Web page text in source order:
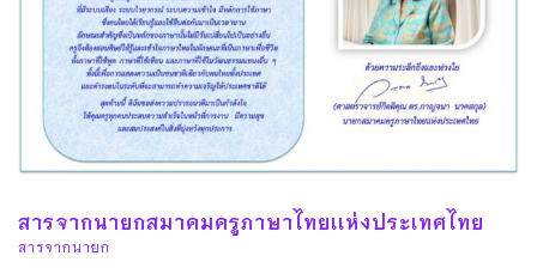
สารจากนายกสมาคมครูภาษาไทยเเห่งประเทศไทย
สารจากนายก